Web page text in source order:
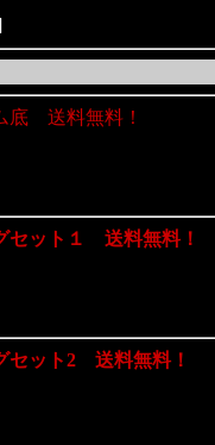
底 送料無料！
セット１ 送料無料！
セット2 送料無料！